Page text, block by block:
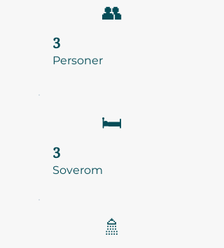
👥
3
Personer
🛏️
3
Soverom
🚿